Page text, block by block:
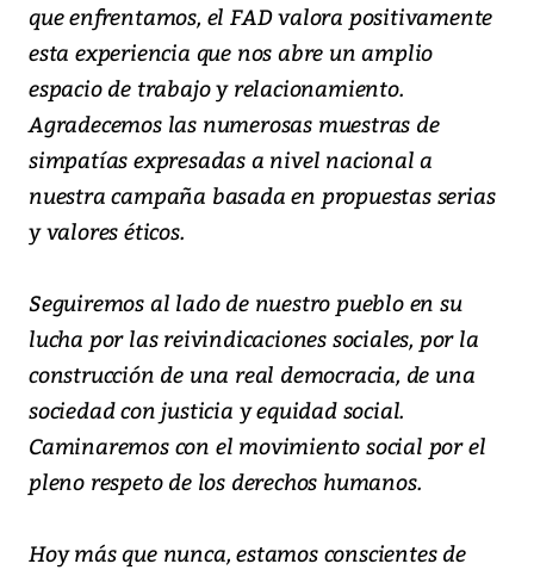
que enfrentamos, el FAD valora positivamente
esta experiencia que nos abre un amplio
espacio de trabajo y relacionamiento.
Agradecemos las numerosas muestras de
simpatías expresadas a nivel nacional a
nuestra campaña basada en propuestas serias
y valores éticos.
Seguiremos al lado de nuestro pueblo en su
lucha por las reivindicaciones sociales, por la
construcción de una real democracia, de una
sociedad con justicia y equidad social.
Caminaremos con el movimiento social por el
pleno respeto de los derechos humanos.
Hoy más que nunca, estamos conscientes de